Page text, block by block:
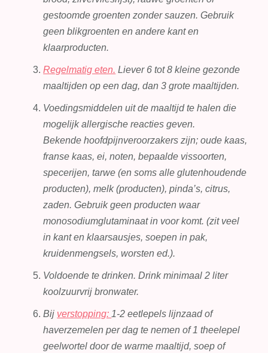
gestoomde groenten zonder sauzen. Gebruik
geen blikgroenten en andere kant en
klaarproducten.
Regelmatig eten. Liever 6 tot 8 kleine gezonde
maaltijden op een dag, dan 3 grote maaltijden.
Voedingsmiddelen uit de maaltijd te halen die
mogelijk allergische reacties geven.
Bekende hoofdpijnveroorzakers zijn; oude kaas,
franse kaas, ei, noten, bepaalde vissoorten,
specerijen, tarwe (en soms alle glutenhoudende
producten), melk (producten), pinda’s, citrus,
zaden. Gebruik geen producten waar
monosodiumglutaminaat in voor komt. (zit veel
in kant en klaarsausjes, soepen in pak,
kruidenmengsels, worsten ed.).
Voldoende te drinken. Drink minimaal 2 liter
koolzuurvrij bronwater.
Bij verstopping: 1-2 eetlepels lijnzaad of
haverzemelen per dag te nemen of 1 theelepel
geelwortel door de warme maaltijd, soep of